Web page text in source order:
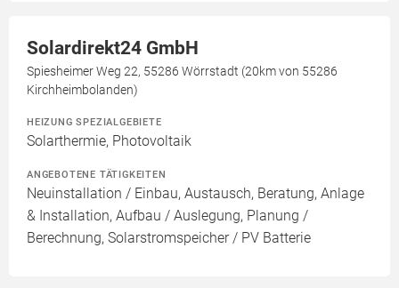
Solardirekt24 GmbH
Spiesheimer Weg 22, 55286 Wörrstadt (20km von 55286
Kirchheimbolanden)
HEIZUNG SPEZIALGEBIETE
Solarthermie, Photovoltaik
ANGEBOTENE TÄTIGKEITEN
Neuinstallation / Einbau, Austausch, Beratung, Anlage
& Installation, Aufbau / Auslegung, Planung /
Berechnung, Solarstromspeicher / PV Batterie